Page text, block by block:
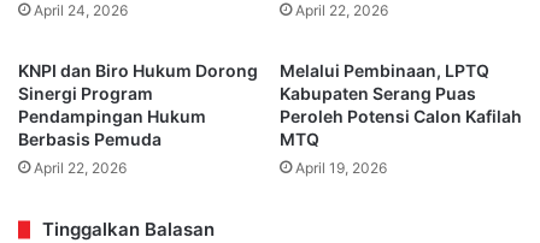
April 24, 2026 April 22, 2026
KNPI dan Biro Hukum Dorong
Sinergi Program
Pendampingan Hukum
Berbasis Pemuda
April 22, 2026
Melalui Pembinaan, LPTQ
Kabupaten Serang Puas
Peroleh Potensi Calon Kafilah
MTQ
April 19, 2026
Tinggalkan Balasan